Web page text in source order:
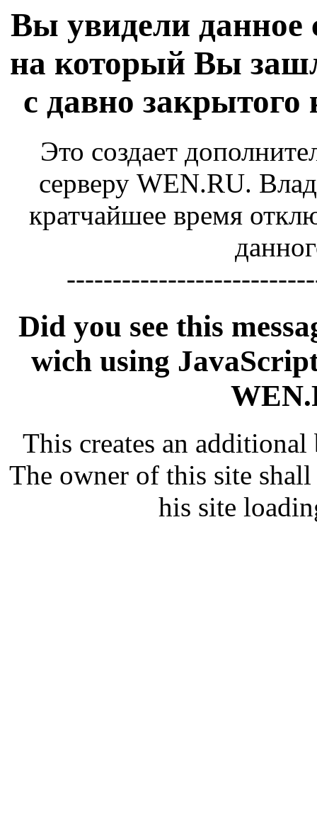
Вы увидели данное
на который Вы
с давно
Это создает
серверу WEN.RU.
кратчайшее время
Did you see this
wich using
This creates an
The owner of this site
his site